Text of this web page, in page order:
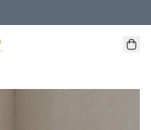
用於 特定的送貨方式 )